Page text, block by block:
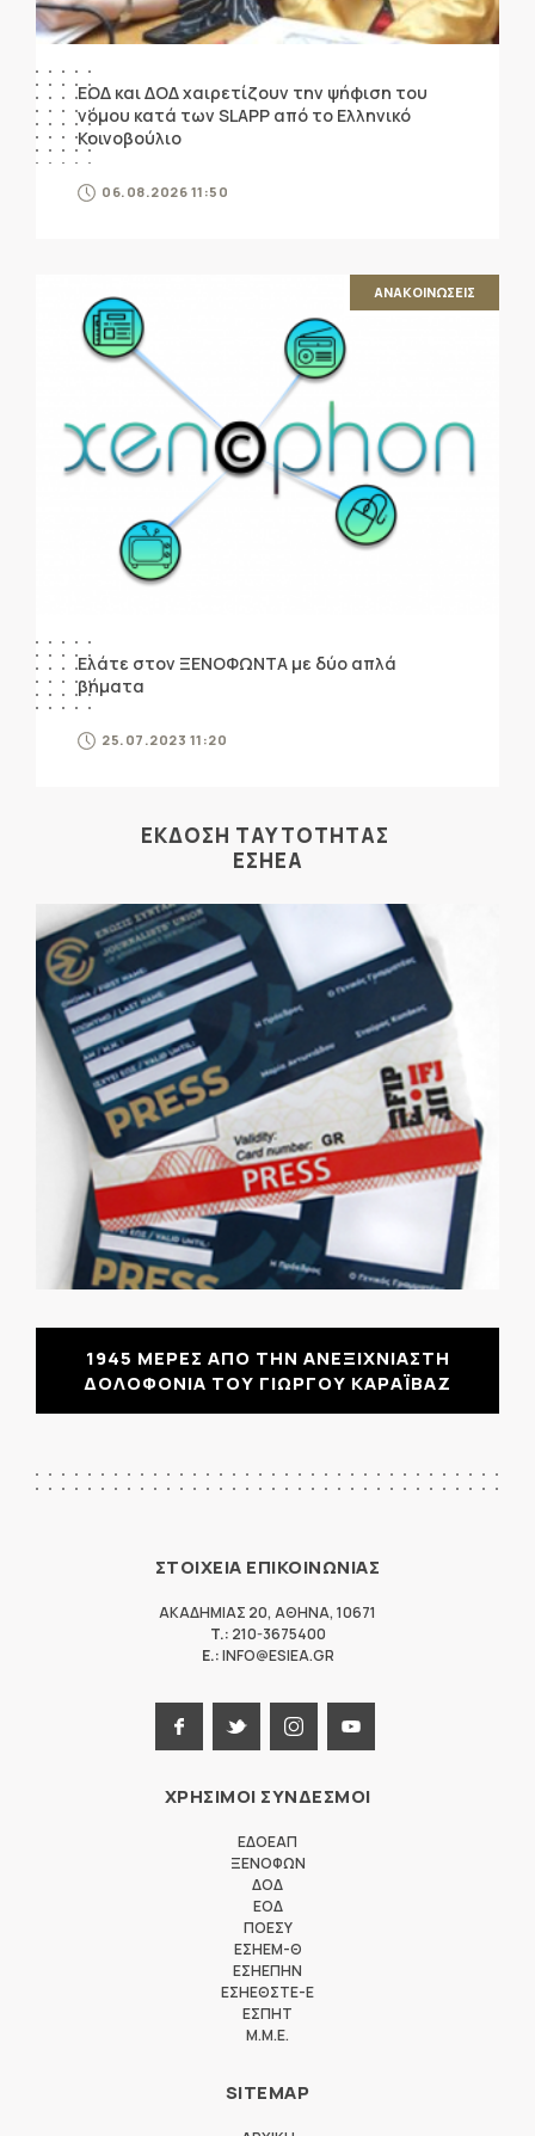
ΕΟΔ και ΔΟΔ χαιρετίζουν την ψήφιση του
νόμου κατά των SLAPP από το Ελληνικό
Κοινοβούλιο
06.08.2026 11:50
ΑΝΑΚΟΙΝΩΣΕΙΣ
Ελάτε στον ΞΕΝΟΦΩΝΤΑ με δύο απλά
βήματα
25.07.2023 11:20
ΕΚΔΟΣΗ ΤΑΥΤΟΤΗΤΑΣ
ΕΣΗΕΑ
1945 ΜΕΡΕΣ ΑΠΟ ΤΗΝ ΑΝΕΞΙΧΝΙΑΣΤΗ
ΔΟΛΟΦΟΝΙΑ ΤΟΥ ΓΙΩΡΓΟΥ ΚΑΡΑΪΒΑΖ
ΣΤΟΙΧΕΙΑ ΕΠΙΚΟΙΝΩΝΙΑΣ
ΑΚΑΔΗΜΙΑΣ 20, ΑΘΗΝΑ, 10671
T.: 210-3675400
E.:INFO@ESIEA.GR
ΧΡΗΣΙΜΟΙ ΣΥΝΔΕΣΜΟΙ
ΕΔΟΕΑΠ
ΞΕΝΟΦΩΝ
ΔΟΔ
ΕΟΔ
ΠΟΕΣΥ
ΕΣΗΕΜ-Θ
ΕΣΗΕΠΗΝ
ΕΣΗΕΘΣΤΕ-Ε
ΕΣΠΗΤ
M.M.E.
SITEMAP